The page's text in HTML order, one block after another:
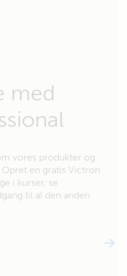
med
vores produkter og
en gratis Victron
i kurser, se
til al den anden